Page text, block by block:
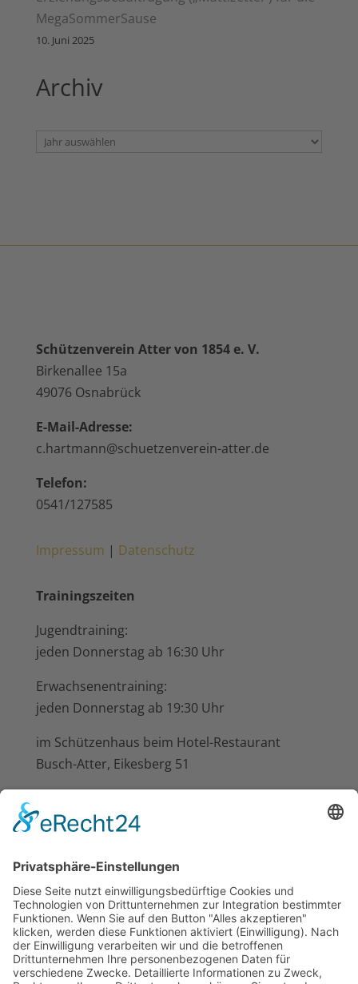
MegaSommerSause
10. Juni 2025
Archiv
Archiv
Schützenverein Atter von 1854 e. V.
Birkenallee 15a
49076 Osnabrück
E-Mail-Adresse:
c.hartmann@schuetzenverein-atter.de
Telefon:
0541/127585
Impressum | Datenschutz
Trainingszeiten
Jugendtraining:
jeden Donnerstag ab 16:30 Uhr
Erwachsenentraining:
jeden Donnerstag ab 19:30 Uhr
im Schützenhaus beim Hotel-Restaurant
Busch-Atter, Eikesberg 51
Nächste Termine
Aug.11
19:30-22:00CEST
Übungsabend der Kreisdamen
Aug.15